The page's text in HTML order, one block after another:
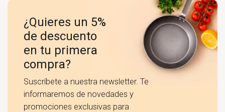
¿Quieres un 5%
de descuento
en tu primera
compra?
Suscríbete a nuestra newsletter. Te
informaremos de novedades y
promociones exclusivas para